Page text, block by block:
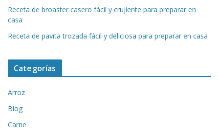
Receta de broaster casero fácil y crujiente para preparar en
casa
Receta de pavita trozada fácil y deliciosa para preparar en casa
Categorías
Arroz
Blog
Carne